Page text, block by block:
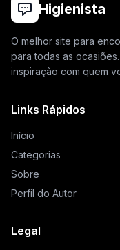
Higienista
O melhor site para
para todas as
inspiração com quem
Links Rápidos
Início
Categorias
Sobre
Perfil do Autor
Legal